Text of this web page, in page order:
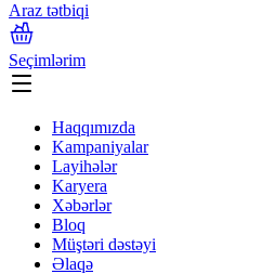
Araz tətbiqi
Seçimlərim
Haqqımızda
Kampaniyalar
Layihələr
Karyera
Xəbərlər
Bloq
Müştəri dəstəyi
Əlaqə